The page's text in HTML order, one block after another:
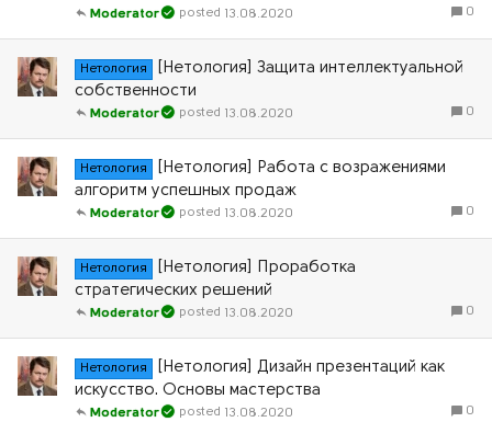
0
13.08.2020
Moderator
Нетология
[Нетология] Защита интеллектуальной
собственности
0
13.08.2020
Moderator
Нетология
[Нетология] Работа с возражениями
алгоритм успешных продаж
0
13.08.2020
Moderator
Нетология
[Нетология] Проработка
стратегических решений
0
13.08.2020
Moderator
Нетология
[Нетология] Дизайн презентаций как
искусство. Основы мастерства
0
13.08.2020
Moderator